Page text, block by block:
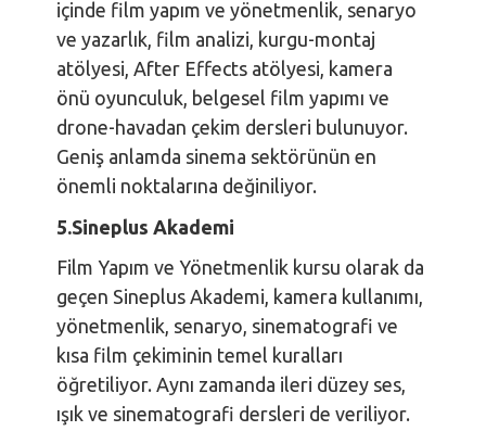
içinde film yapım ve yönetmenlik, senaryo
ve yazarlık, film analizi, kurgu-montaj
atölyesi, After Effects atölyesi, kamera
önü oyunculuk, belgesel film yapımı ve
drone-havadan çekim dersleri bulunuyor.
Geniş anlamda sinema sektörünün en
önemli noktalarına değiniliyor.
5.Sineplus Akademi
Film Yapım ve Yönetmenlik kursu olarak da
geçen Sineplus Akademi, kamera kullanımı,
yönetmenlik, senaryo, sinematografi ve
kısa film çekiminin temel kuralları
öğretiliyor. Aynı zamanda ileri düzey ses,
ışık ve sinematografi dersleri de veriliyor.